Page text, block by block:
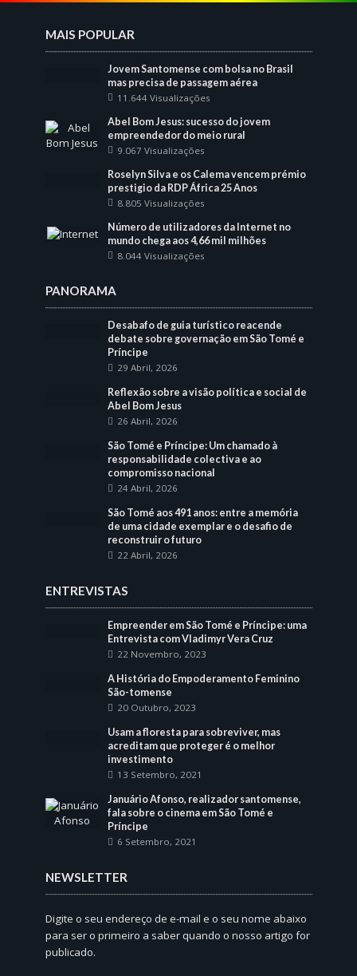
MAIS POPULAR
Jovem Santomense com bolsa no Brasil
mas precisa de passagem aérea
11.644 Visualizações
Abel Bom Jesus: sucesso do jovem
empreendedor do meio rural
9.067 Visualizações
Roselyn Silva e os Calema vencem prémio
prestigio da RDP África 25 Anos
8.805 Visualizações
Número de utilizadores da Internet no
mundo chega aos 4,66 mil milhões
8.044 Visualizações
PANORAMA
Desabafo de guia turístico reacende
debate sobre governação em São Tomé e
Príncipe
29 Abril, 2026
Reflexão sobre a visão política e social de
Abel Bom Jesus
26 Abril, 2026
São Tomé e Príncipe: Um chamado à
responsabilidade colectiva e ao
compromisso nacional
24 Abril, 2026
São Tomé aos 491 anos: entre a memória
de uma cidade exemplar e o desafio de
reconstruir o futuro
22 Abril, 2026
ENTREVISTAS
Empreender em São Tomé e Príncipe: uma
Entrevista com Vladimyr Vera Cruz
22 Novembro, 2023
A História do Empoderamento Feminino
São-tomense
20 Outubro, 2023
Usam a floresta para sobreviver, mas
acreditam que proteger é o melhor
investimento
13 Setembro, 2021
Januário Afonso, realizador santomense,
fala sobre o cinema em São Tomé e
Príncipe
6 Setembro, 2021
NEWSLETTER
Digite o seu endereço de e-mail e o seu nome abaixo
para ser o primeiro a saber quando o nosso artigo for
publicado.